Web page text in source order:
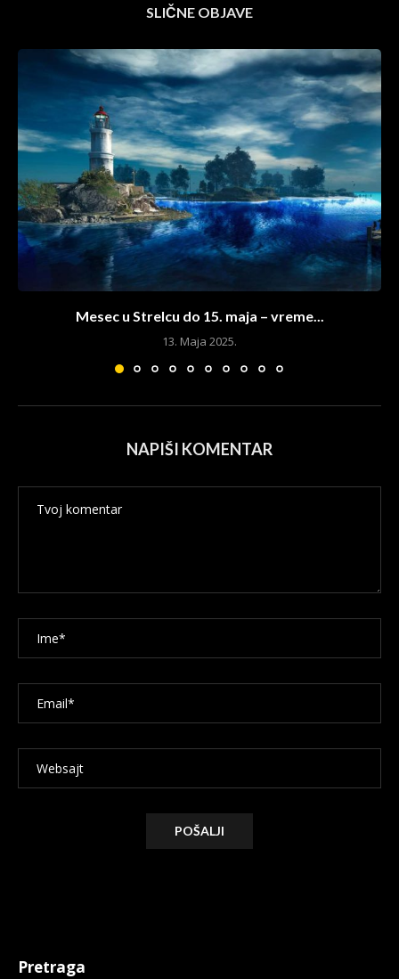
SLIČNE OBJAVE
Mesec u Strelcu do 15. maja – vreme...
13. Maja 2025.
NAPIŠI KOMENTAR
Pretraga